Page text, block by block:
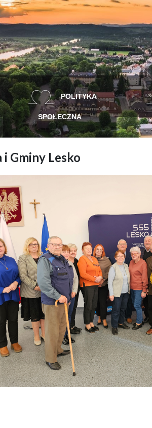
POLITYKA
SPOŁECZNA
i Gminy Lesko